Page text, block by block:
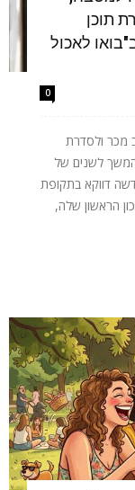
תוכן
לאכול
0
ולסדרת
המטלטלת "אסירות" ששודרה בכאן 11 והמשך לשנים של
דווקא בתקופת
הראשון שלה,